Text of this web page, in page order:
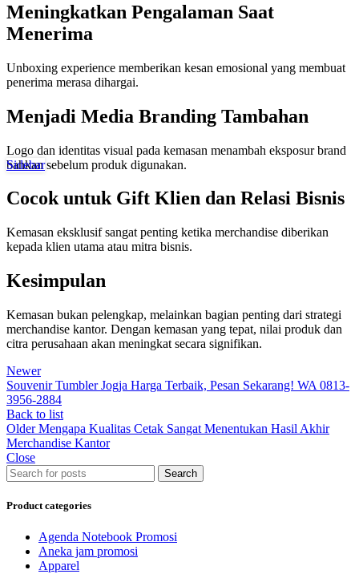
Meningkatkan Pengalaman Saat
Menerima
Unboxing experience memberikan kesan emosional yang membuat
penerima merasa dihargai.
Menjadi Media Branding Tambahan
Logo dan identitas visual pada kemasan menambah eksposur brand
bahkan sebelum produk digunakan.
Cocok untuk Gift Klien dan Relasi Bisnis
Kemasan eksklusif sangat penting ketika merchandise diberikan
kepada klien utama atau mitra bisnis.
Kesimpulan
Kemasan bukan pelengkap, melainkan bagian penting dari strategi
merchandise kantor. Dengan kemasan yang tepat, nilai produk dan
citra perusahaan akan meningkat secara signifikan.
Newer
Souvenir Tumbler Jogja Harga Terbaik, Pesan Sekarang! WA 0813-
3956-2884
Back to list
Older Mengapa Kualitas Cetak Sangat Menentukan Hasil Akhir
Merchandise Kantor
Close
Search
Product categories
Agenda Notebook Promosi
Aneka jam promosi
Apparel
Sidebar